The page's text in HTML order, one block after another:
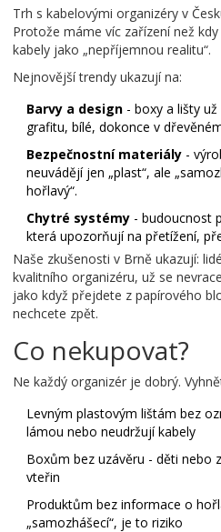
Trh s kabelovými organizéry v
Protože máme víc zařízení než
kabely jako „nepříjemnou realitu“.
Nejnovější trendy ukazují na:
Barvy a design - boxy a lišty
grafitu, bílé, dokonce v
Bezpečnostní materiály -
neuvádějí jen „plast“, ale
hořlavý“.
Chytré systémy - budoucnost
která upozorňují na přetížení,
Naše zkušenosti v Brně ukazují:
kvalitního organizéru, už se
jako když přejdete z papírového
nechcete zpět.
Co nekupovat?
Ne každý organizér je dobrý.
Levným plastovým lištám bez
lámou nebo neudržují kabely
Boxům bez uzávěru - děti nebo
vteřin
Produktům bez informace o
„samozhášecí“, je to riziko